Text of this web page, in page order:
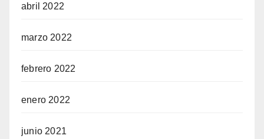
abril 2022
marzo 2022
febrero 2022
enero 2022
junio 2021